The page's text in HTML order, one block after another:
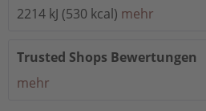
2214 kJ (530 kcal) mehr
Trusted Shops Bewertungen
mehr